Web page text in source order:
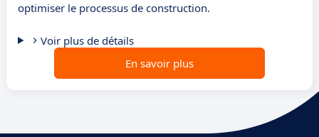
optimiser le processus de construction.
Voir plus de détails
En savoir plus